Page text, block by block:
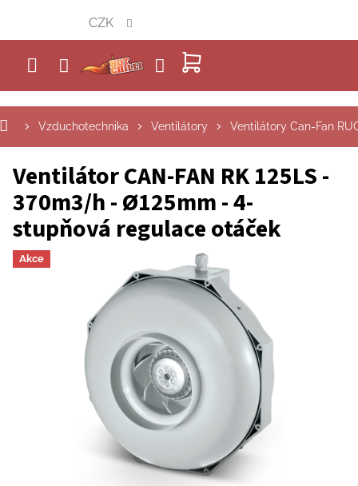
obsah
NÁKUPNÍ
KOŠÍK
CZK
Vzduchotechnika Ventilátory Ventilátory Can-Fan
Ventilátor CAN-FAN RK 125LS -
370m3/h - Ø125mm - 4-
stupňová regulace otáček
Akce